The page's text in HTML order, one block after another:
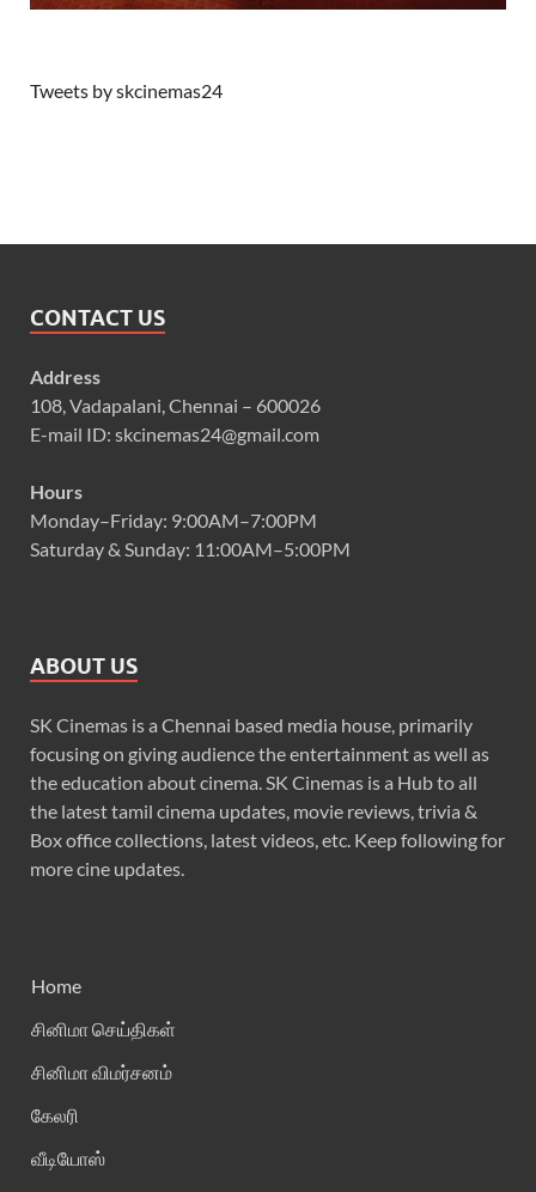
Tweets by skcinemas24
CONTACT US
Address
108, Vadapalani, Chennai – 600026
E-mail ID: skcinemas24@gmail.com
Hours
Monday–Friday: 9:00AM–7:00PM
Saturday & Sunday: 11:00AM–5:00PM
ABOUT US
SK Cinemas is a Chennai based media house, primarily
focusing on giving audience the entertainment as well as
the education about cinema. SK Cinemas is a Hub to all
the latest tamil cinema updates, movie reviews, trivia &
Box office collections, latest videos, etc. Keep following for
more cine updates.
Home
சினிமா செய்திகள்
சினிமா விமர்சனம்
கேலரி
வீடியோஸ்